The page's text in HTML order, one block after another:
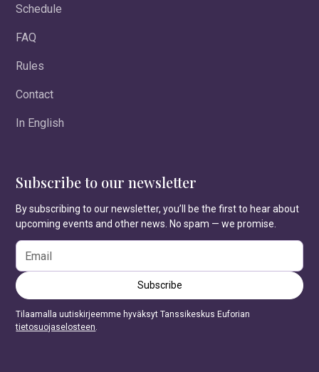
Schedule
FAQ
Rules
Contact
In English
Subscribe to our newsletter
By subscribing to our newsletter, you’ll be the first to hear about
upcoming events and other news. No spam — we promise.
Tilaamalla uutiskirjeemme hyväksyt Tanssikeskus Euforian
tietosuojaselosteen.